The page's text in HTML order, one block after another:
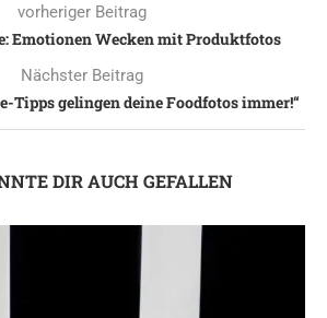
vorheriger Beitrag
Emotionen Wecken mit Produktfotos
Nächster Beitrag
Tipps gelingen deine Foodfotos immer!“
DIR AUCH GEFALLEN